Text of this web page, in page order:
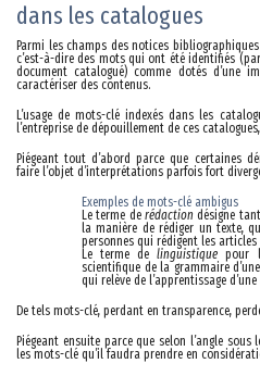
dans les catalogues
Parmi les champs des notices
c’est-à-dire des mots qui ont été identifiés
document catalogué) comme dotés d’une
caractériser des contenus.
L’usage de mots-clé indexés dans les
l’entreprise de dépouillement de ces
Piégeant tout d’abord parce que certaines
faire l’objet d’interprétations parfois fort
Exemples de mots-clé ambigus
Le terme de rédaction désigne
la manière de rédiger un texte,
personnes qui rédigent les articles
Le terme delinguistique pour
scientifique de la grammaire
qui relève de l’apprentissage
De tels mots-clé, perdant en transparence,
Piégeant ensuite parce que selon l’angle
les mots-clé qu’il faudra prendre en